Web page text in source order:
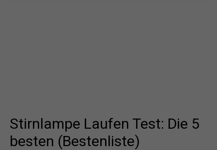
Stirnlampe Laufen Test: Die 5
besten (Bestenliste)